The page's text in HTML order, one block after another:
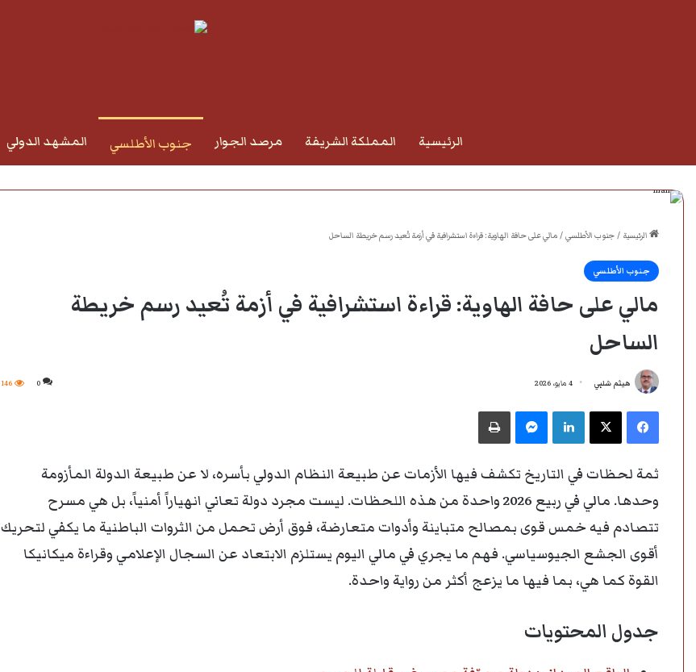
الرئيسية المملكة الشريفة مرصد الجوار جنوب الأطلسي المشهد الدولي
الرئيسية /جنوب الأطلسي/مالي على حافة الهاوية: قراءة استشرافية في أزمة تُعيد رسم خريطة الساحل
جنوب الأطلسي
مالي على حافة الهاوية: قراءة استشرافية في أزمة تُعيد رسم خريطة
الساحل
هيثم شلبي 4 مايو، 2026 0
146
فيسبوك ‫X لينكدإن ماسنجر طباعة
ثمة لحظات في التاريخ تكشف فيها الأزمات عن طبيعة النظام الدولي بأسره، لا عن طبيعة الدولة المأزومة
وحدها. مالي في ربيع 2026 واحدة من هذه اللحظات. ليست مجرد دولة تعاني انهياراً أمنياً، بل هي مسرح
تتصادم فيه خمس قوى بمصالح متباينة وأدوات متعارضة، فوق أرض تحمل من الثروات الباطنية ما يكفي لتحريك
أقوى الجشع الجيوسياسي. فهم ما يجري في مالي اليوم يستلزم الابتعاد عن السجال الإعلامي وقراءة ميكانيكا
القوة كما هي، بما فيها ما يزعج أكثر من رواية واحدة.
جدول المحتويات